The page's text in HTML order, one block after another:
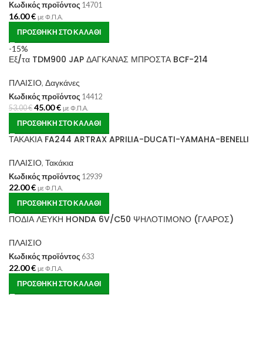
Κωδικός προϊόντος 14701
16.00€ με Φ.Π.Α.
ΠΡΟΣΘΉΚΗ ΣΤΟ ΚΑΛΆΘΙ
-15%
Εξ/τα TDM900 JAP ΔΑΓΚΑΝΑΣ ΜΠΡΟΣΤΑ BCF-214
ΠΛΑΙΣΙΟ, Δαγκάνες
Κωδικός προϊόντος 14412
53.00€ 45.00€ με Φ.Π.Α.
ΠΡΟΣΘΉΚΗ ΣΤΟ ΚΑΛΆΘΙ
ΤΑΚΑΚΙΑ FA244 ARTRAX APRILIA-DUCATI-YAMAHA-BENELLI
ΠΛΑΙΣΙΟ, Τακάκια
Κωδικός προϊόντος 12939
22.00€ με Φ.Π.Α.
ΠΡΟΣΘΉΚΗ ΣΤΟ ΚΑΛΆΘΙ
ΠΟΔΙΑ ΛΕΥΚΗ HONDA 6V/C50 ΨΗΛΟΤΙΜΟΝΟ (ΓΛΑΡΟΣ)
ΠΛΑΙΣΙΟ
Κωδικός προϊόντος 633
22.00€ με Φ.Π.Α.
ΠΡΟΣΘΉΚΗ ΣΤΟ ΚΑΛΆΘΙ